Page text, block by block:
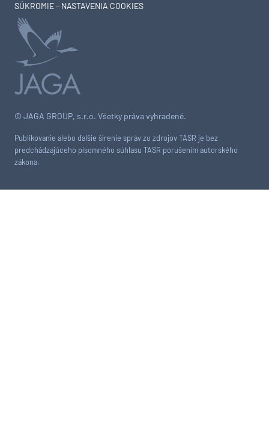
© JAGA GROUP, s.r.o. Všetky práva vyhradené.
Publikovanie alebo ďalšie šírenie správ zo zdrojov TASR je bez
predchádzajúceho písomného súhlasu TASR porušením autorského
zákona.
SÚKROMIE – NASTAVENIA COOKIES